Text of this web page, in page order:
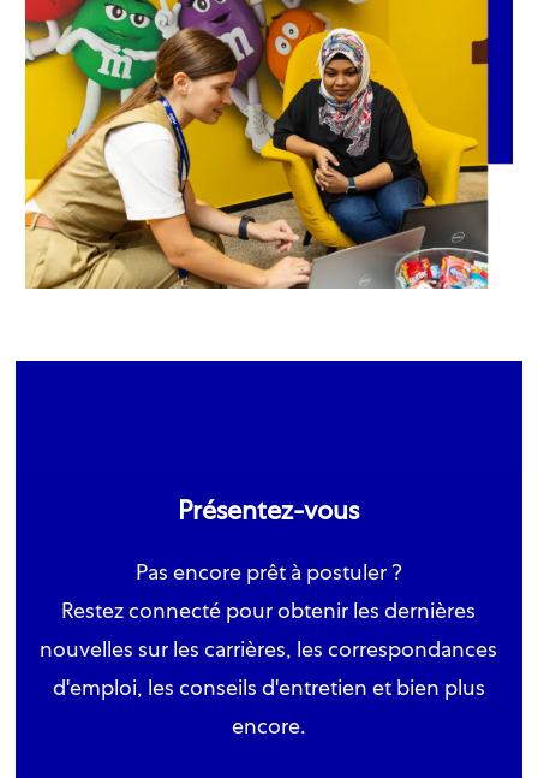
Présentez-vous
Pas encore prêt à postuler ?
Restez connecté pour obtenir les dernières
nouvelles sur les carrières, les correspondances
d'emploi, les conseils d'entretien et bien plus
encore.